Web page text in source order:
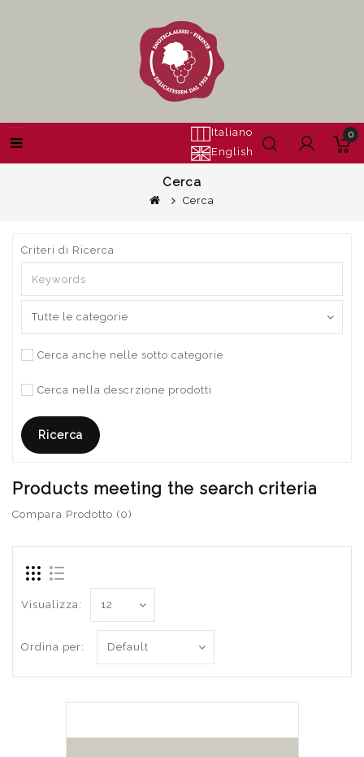
Italiano
English
0
Cerca
Cerca
Criteri di Ricerca
Cerca anche nelle sotto categorie
Cerca nella descrzione prodotti
Products meeting the search criteria
Compara Prodotto (0)
Visualizza:
Ordina per: